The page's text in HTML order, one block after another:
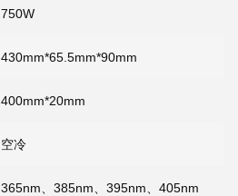
750W
430mm*65.5mm*90mm
400mm*20mm
空冷
365nm、385nm、395nm、405nm